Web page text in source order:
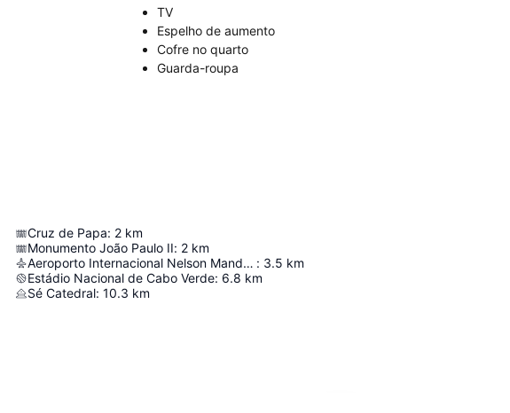
TV
Espelho de aumento
Cofre no quarto
Guarda-roupa
Cruz de Papa: 2 km
Monumento João Paulo II: 2 km
Aeroporto Internacional Nelson Mandela : 3.5 km
Estádio Nacional de Cabo Verde: 6.8 km
Sé Catedral: 10.3 km